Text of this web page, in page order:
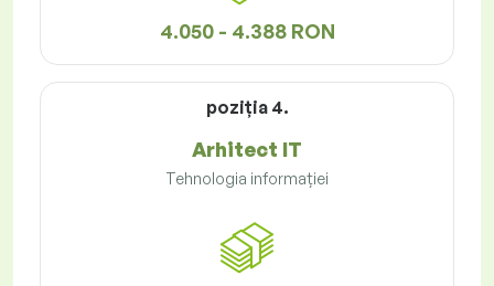
4.050 - 4.388 RON
poziţia 4.
Arhitect IT
Tehnologia informației